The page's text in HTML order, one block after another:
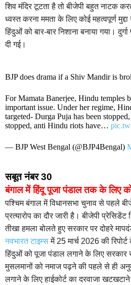
शिव मंदिर टूटता है तो बीजेपी बहुत नाटक
ध्वस्त करना ममता के लिए कोई महत्वपूर्ण
हिंदुओं को बार-बार निशाना बनाया गया।
दी गई।
BJP does drama if a Shiv Mandir is
For Mamata Banerjee, Hindu temples
important issue. Under her regime,
targeted- Durga Puja has been
stopped, anti Hindu riots have…
— BJP West Bengal (@BJP4Bengal)
सबूत नंबर 30
बंगाल में हिंदू पूजा पंडाल तक के लिए
पश्चिम बंगाल में विधानसभा चुनाव से पहले
प्रत्यारोप का दौर जारी है। बीजेपी प्रेसिडेंट
तीखा हमला बोलते हुए सरकार पर दोहरे
नवभारत टाइम्समें 25 मार्च 2026 की
हिंदुओं को पूजा पंडाल लगाने के लिए
मुसलमानों को नमाज पढ़ने की पहले से ही
लगाने के लिए हाईकोर्ट का दरवाजा